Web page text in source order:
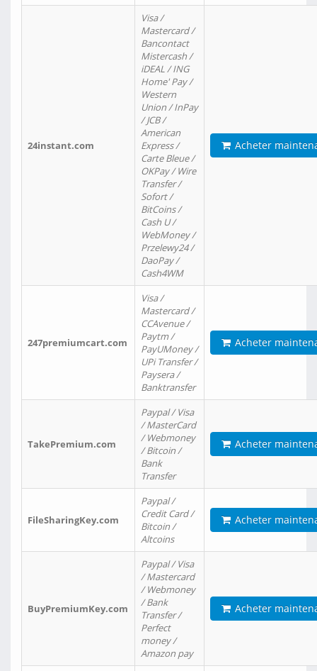
24instant.com
Visa /
Mastercard /
Bancontact
Mistercash /
iDEAL / ING
Home' Pay /
Western
Union / InPay
/ JCB /
American
Express /
Carte Bleue /
OKPay / Wire
Transfer /
Sofort /
BitCoins /
Cash U /
WebMoney /
Przelewy24 /
DaoPay /
Cash4WM
Acheter
247premiumcart.com
Visa /
Mastercard /
CCAvenue /
Paytm /
PayUMoney /
UPi Transfer /
Paysera /
Banktransfer
Acheter
TakePremium.com
Paypal / Visa
/ MasterCard
/ Webmoney
/ Bitcoin /
Bank
Transfer
Acheter
FileSharingKey.com
Paypal /
Credit Card /
Bitcoin /
Altcoins
Acheter
BuyPremiumKey.com
Paypal / Visa
/ Mastercard
/ Webmoney
/ Bank
Transfer /
Perfect
money /
Amazon pay
Acheter